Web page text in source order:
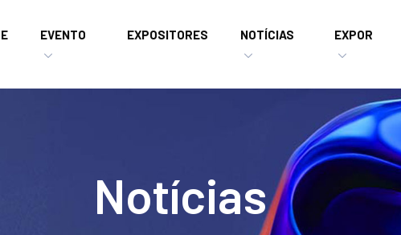
EVENTO EXPOSITORES NOTÍCIAS EXPOR
Notícias